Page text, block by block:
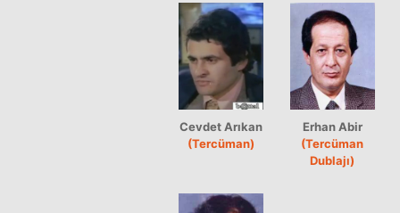
Cevdet Arıkan
(Tercüman)
Erhan Abir
(Tercüman
Dublajı)